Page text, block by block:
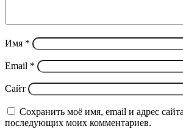
Имя *
Email *
Сайт
Сохранить моё имя, email и адрес
последующих моих комментариев.